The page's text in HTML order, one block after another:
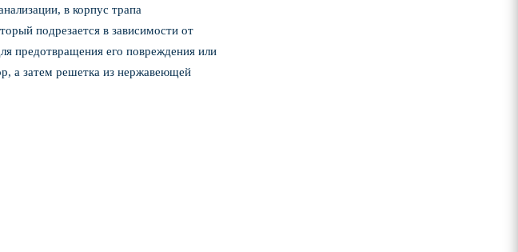
в корпус трапа
подрезается в зависимости от
предотвращения его повреждения или
а затем решетка из нержавеющей